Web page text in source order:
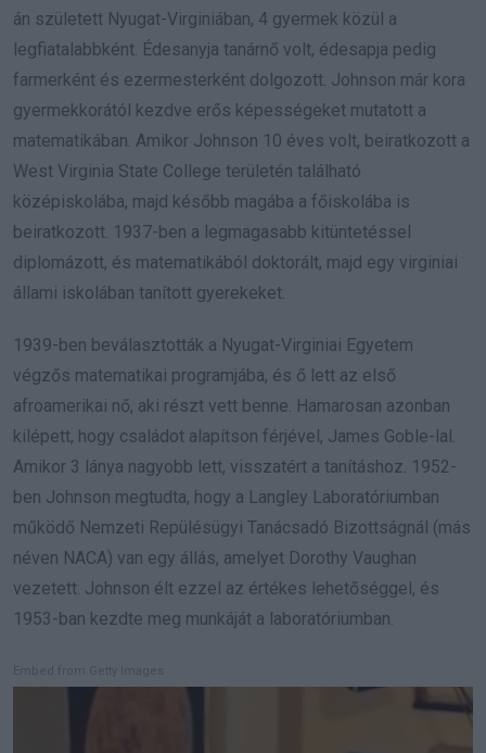
án született Nyugat-Virginiában, 4 gyermek közül a
legfiatalabbként. Édesanyja tanárnő volt, édesapja pedig
farmerként és ezermesterként dolgozott. Johnson már kora
gyermekkorától kezdve erős képességeket mutatott a
matematikában. Amikor Johnson 10 éves volt, beiratkozott a
West Virginia State College területén található
középiskolába, majd később magába a főiskolába is
beiratkozott. 1937-ben a legmagasabb kitüntetéssel
diplomázott, és matematikából doktorált, majd egy virginiai
állami iskolában tanított gyerekeket.
1939-ben beválasztották a Nyugat-Virginiai Egyetem
végzős matematikai programjába, és ő lett az első
afroamerikai nő, aki részt vett benne. Hamarosan azonban
kilépett, hogy családot alapítson férjével, James Goble-lal.
Amikor 3 lánya nagyobb lett, visszatért a tanításhoz. 1952-
ben Johnson megtudta, hogy a Langley Laboratóriumban
működő Nemzeti Repülésügyi Tanácsadó Bizottságnál (más
néven NACA) van egy állás, amelyet Dorothy Vaughan
vezetett. Johnson élt ezzel az értékes lehetőséggel, és
1953-ban kezdte meg munkáját a laboratóriumban.